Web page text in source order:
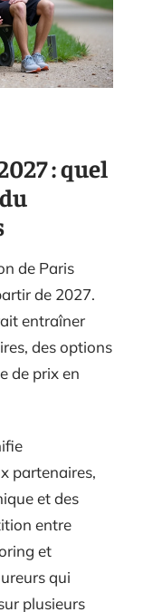
: quel
de Paris
de 2027.
entraîner
des options
de prix en
partenaires,
et des
entre
et
qui
plusieurs